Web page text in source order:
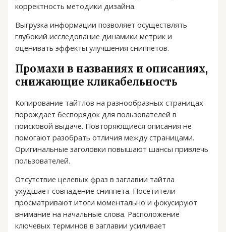
корректность методики дизайна.
Выгрузка информации позволяет осуществлять
глубокий исследование динамики метрик и
оценивать эффекты улучшения сниппетов.
Промахи в названиях и описаниях,
снижающие кликабельность
Копирование тайтлов на разнообразных страницах
порождает беспорядок для пользователей в
поисковой выдаче. Повторяющиеся описания не
помогают разобрать отличия между страницами.
Оригинальные заголовки повышают шансы привлечь
пользователей.
Отсутствие целевых фраз в заглавии тайтла
ухудшает совпадение сниппета. Посетители
просматривают итоги моментально и фокусируют
внимание на начальные слова. Расположение
ключевых терминов в заглавии усиливает